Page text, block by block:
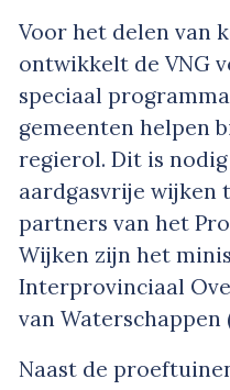
Voor het delen van
ontwikkelt de VNG
speciaal
gemeenten helpen
regierol. Dit is
aardgasvrije wijken
partners van het
Wijken zijn het
Interprovinciaal
van Waterschappen
Naast de